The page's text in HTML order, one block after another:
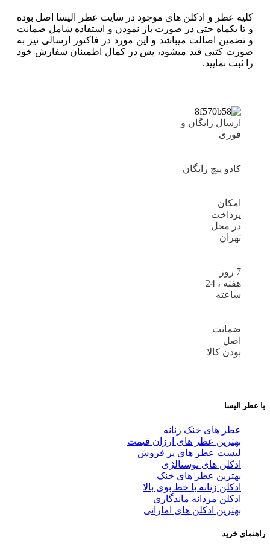
کلیه عطر و ادکلن های موجود در سایت عطر الیسا اصل بوده
و تا یکماه حتی در صورت باز نمودن و استفاده شامل ضمانت
و تضمین اصالت میباشد و این مورد در فاکتور ارسالی نیز به
صورت کتبی قید میشود، پس در کمال اطمینان سفارش خود
را ثبت نمایید.
ارسال رایگان و
فوری
کادو پیچ رایگان
امکان
پرداخت
در محل
تهران
7 روز
هفته ، 24
ساعته
ضمانت
اصل
بودن کالا
با عطر الیسا
عطر های خنک زنانه
بهترین عطر های ارزان قیمت
لیست عطر های پر فروش
ادکلن های نوستالژی
بهترین عطر های خنک
ادکلن زنانه با خط بوی بالا
ادکلن مردانه ماندگاری
بهترین ادکلن های اماراتی
راهنمای خرید